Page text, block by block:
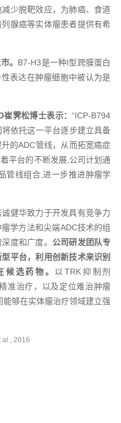
少脱靶效应，为肺癌、食道
腺癌等实体瘤患者提供有希
。 B7-H3是一种I型跨膜蛋白
表达在肿瘤细胞中被认为是
崔霁松博士表示：“ICP-B794
依托这一平台逐步建立具备
的ADC管线，从而拓宽癌症
平台的不断发展,公司计划通
管线组合,进一步推进肿瘤学
健华致力于开发具有竞争力
学方法和尖端ADC技术的组
度和广度。 公司研发团队专
平台，利用创新技术来识别
选药物。 以TRK抑制剂
准治疗，以及定位难治肿瘤
够在实体瘤治疗领域建立强
al., 2016